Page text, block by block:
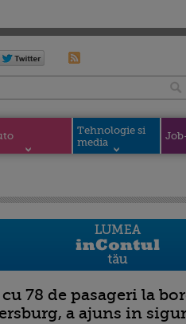
Tehnologie si
media
78 de pasageri la
a ajuns in